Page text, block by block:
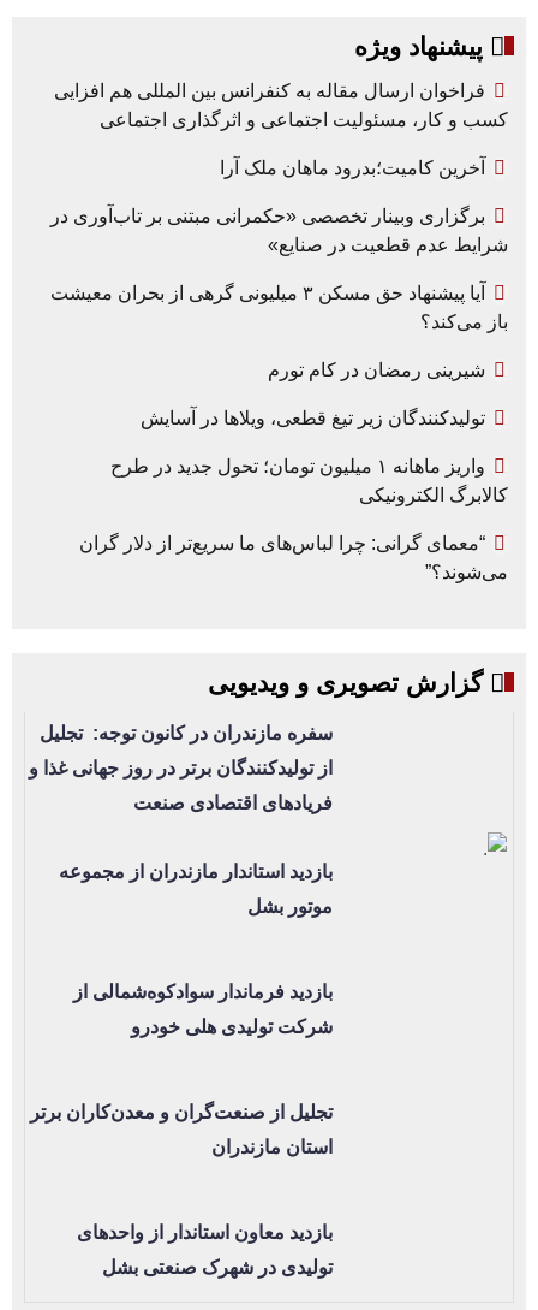
پیشنهاد ویژه
فراخوان ارسال مقاله به کنفرانس بین المللی هم افزایی
کسب و کار، مسئولیت اجتماعی و اثرگذاری اجتماعی
آخرین کامیت؛بدرود ماهان ملک آرا
برگزاری وبینار تخصصی «حکمرانی مبتنی بر تاب‌آوری در
شرایط عدم قطعیت در صنایع»
آیا پیشنهاد حق مسکن ۳ میلیونی گرهی از بحران معیشت
باز می‌کند؟
شیرینی رمضان در کام تورم
تولیدکنندگان زیر تیغ قطعی، ویلاها در آسایش
واریز ماهانه ۱ میلیون تومان؛ تحول جدید در طرح
کالابرگ الکترونیکی
“معمای گرانی: چرا لباس‌های ما سریع‌تر از دلار گران
می‌شوند؟”
گزارش تصویری و ویدیویی
سفره مازندران در کانون توجه: تجلیل
از تولیدکنندگان برتر در روز جهانی غذا و
فریادهای اقتصادی صنعت
بازدید استاندار مازندران از مجموعه
موتور بشل
بازدید فرماندار سوادکوه‌شمالی از
شرکت تولیدی هلی خودرو
تجلیل از صنعت‌گران و معدن‌کاران برتر
استان مازندران
بازدید معاون استاندار از واحدهای
تولیدی در شهرک صنعتی بشل